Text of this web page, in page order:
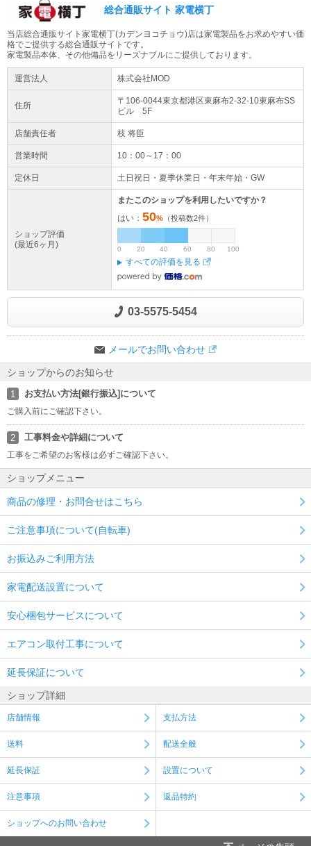
総合通販サイト 家電横丁
当店総合通販サイト家電横丁(カデンヨコチョウ)店は家電製品をお求めやすい価
格でご提供する総合通販サイトです。
家電製品本体、その他備品をリーズナブルにご提供しております。
運営法人 株式会社MOD
住所 〒106-0044東京都港区東麻布2-32-10東麻布SS
ビル 5F
店舗責任者 枝 将臣
営業時間 10：00～17：00
定休日 土日祝日・夏季休業日・年末年始・GW
ショップ評価
(最近6ヶ月)
またこのショップを利用したいですか？
はい： 50% （投稿数2件）
0 20 40 60 80 100
すべての評価を見る
03-5575-5454
メールでお問い合わせ
ショップからのお知らせ
1 お支払い方法[銀行振込]について
ご購入前にご確認下さい。
2 工事料金や詳細について
工事をご希望のお客様は必ずご確認下さい。
ショップメニュー
商品の修理・お問合せはこちら
ご注意事項について(自転車)
お振込みご利用方法
家電配送設置について
安心梱包サービスについて
エアコン取付工事について
延長保証について
ショップ詳細
店舗情報 支払方法
送料 配送全般
延長保証 設置について
注意事項 返品特約
ショップへのお問い合わせ